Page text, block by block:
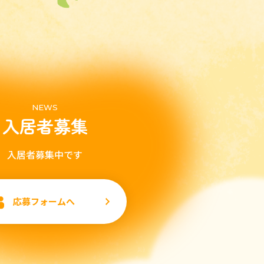
NEWS
入居者募集
入居者募集中です
応募フォームへ